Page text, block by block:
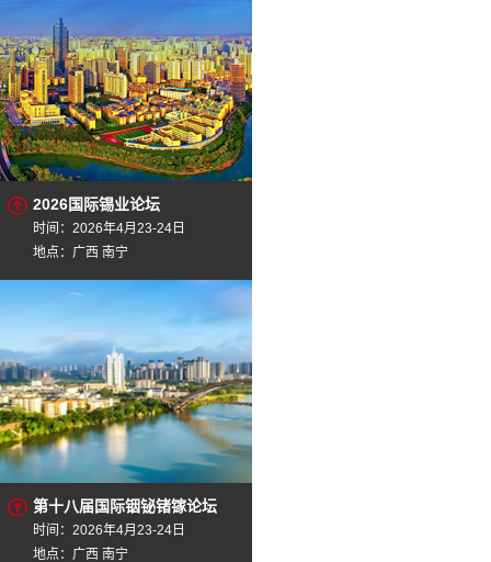
2026国际锡业论坛
时间：2026年4月23-24日
地点：广西 南宁
第十八届国际铟铋锗镓论坛
时间：2026年4月23-24日
地点：广西 南宁